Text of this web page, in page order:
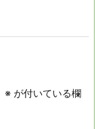
※ が付いている欄